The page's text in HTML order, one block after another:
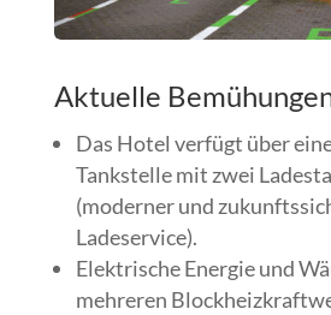
Aktuelle
Das Hotel verfügt über
Tankstelle mit zwei
(moderner und
Ladeservice).
Elektrische Energie und
mehreren